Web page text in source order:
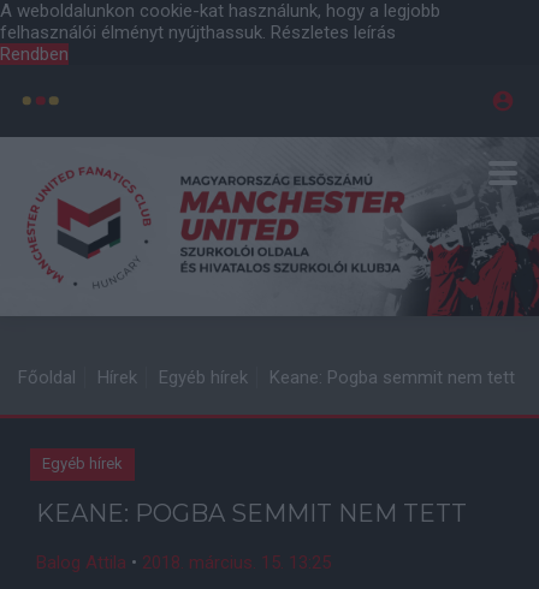
A weboldalunkon cookie-kat használunk, hogy a legjobb
felhasználói élményt nyújthassuk. Részletes leírás
Rendben
Főoldal Hírek Egyéb hírek Keane: Pogba semmit nem tett
Egyéb hírek
KEANE: POGBA SEMMIT NEM TETT
Balog Attila • 2018. március. 15. 13:25